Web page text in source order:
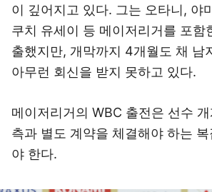
이 깊어지고 있다. 그는 오타니, 야
쿠치 유세이 등 메이저리거를 포함
출했지만, 개막까지 4개월도 채 남
아무런 회신을 받지 못하고 있다.
메이저리거의 WBC 출전은 선수
측과 별도 계약을 체결해야 하는
야 한다.